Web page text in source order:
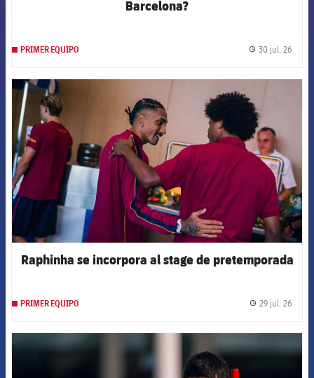
Barcelona?
PRIMER EQUIPO 30 jul. 26
Raphinha se incorpora al stage de pretemporada
PRIMER EQUIPO 29 jul. 26